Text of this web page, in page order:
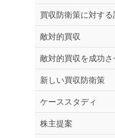
買収防衛策に対す
敵対的買収
敵対的買収を成功
新しい買収防衛策
ケーススタディ
株主提案